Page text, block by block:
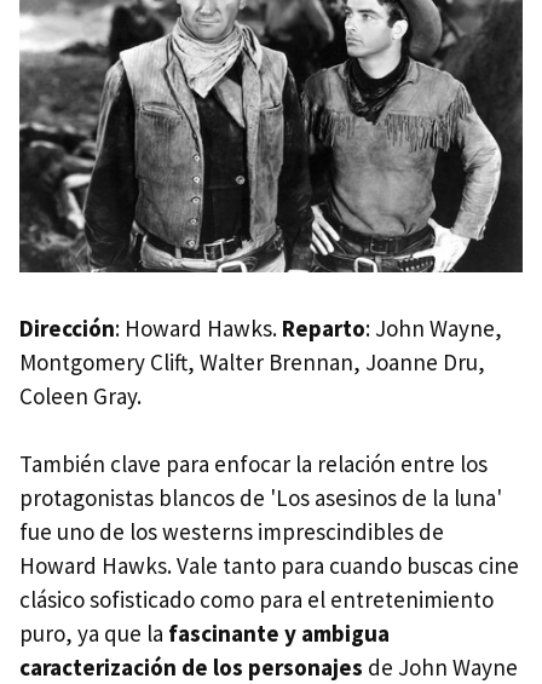
Dirección: Howard Hawks. Reparto: John Wayne,
Montgomery Clift, Walter Brennan, Joanne Dru,
Coleen Gray.
También clave para enfocar la relación entre los
protagonistas blancos de 'Los asesinos de la luna'
fue uno de los westerns imprescindibles de
Howard Hawks. Vale tanto para cuando buscas cine
clásico sofisticado como para el entretenimiento
puro, ya que la fascinante y ambigua
caracterización de los personajes de John Wayne